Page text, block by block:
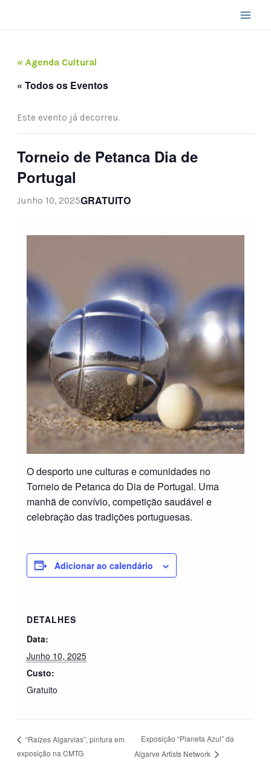
« Agenda Cultural
« Todos os Eventos
Este evento já decorreu.
Torneio de Petanca Dia de
Portugal
Junho 10, 2025GRATUITO
O desporto une culturas e comunidades no
Torneio de Petanca do Dia de Portugal. Uma
manhã de convívio, competição saudável e
celebração das tradições portuguesas.
Adicionar ao calendário
DETALHES
Data:
Junho 10, 2025
Custo:
Gratuito
“Raízes Algarvias”, pintura em
exposição na CMTG
Exposição “Planeta Azul” da
Algarve Artists Network